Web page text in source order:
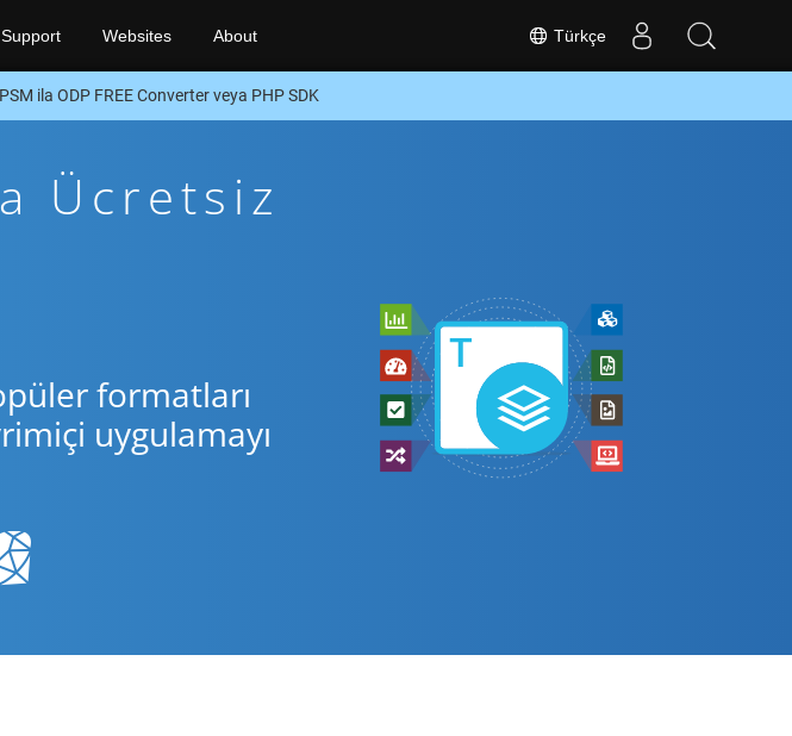
Türkçe
Support Websites About
ila ODP FREE Converter veya PHP SDK
Ücretsiz
formatları
uygulamayı